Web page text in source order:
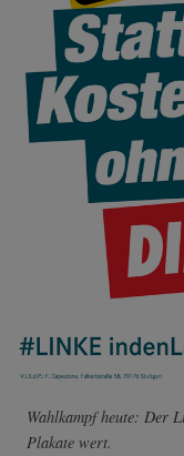
Wahlkampf heute: Der
Plakate wert.